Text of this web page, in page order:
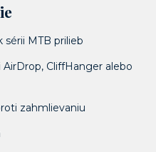
MTB prilieb
CliffHanger alebo
zahmlievaniu